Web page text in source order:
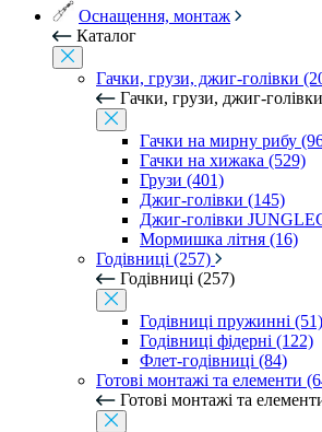
Оснащення, монтаж
Каталог
Гачки, грузи, джиг-голівки
Гачки, грузи, джиг-
Гачки на мирну рибу
Гачки на хижака (529)
Грузи (401)
Джиг-голівки (145)
Джиг-голівки
Мормишка літня (16)
Годівниці (257)
Годівниці (257)
Годівниці пружинні (51)
Годівниці фідерні (122)
Флет-годівниці (84)
Готові монтажі та елементи
Готові монтажі та